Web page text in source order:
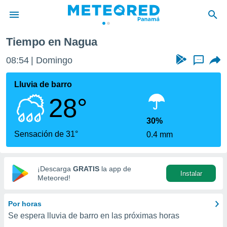
de
ha
para
que se
calidad.
a este
las
y
digital
basada
Tiempo en Nagua
08:54 Domingo ...
Lluvia de barro
28°
Sensación de 31°
30%
0.4 mm
¡Descarga GRATIS la app de
Meteored!
Instalar
Por horas
Se espera lluvia de barro en las próximas horas